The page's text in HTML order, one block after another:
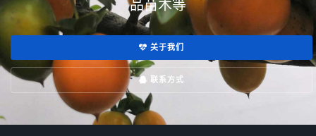
品苗木等
关于我们
联系方式